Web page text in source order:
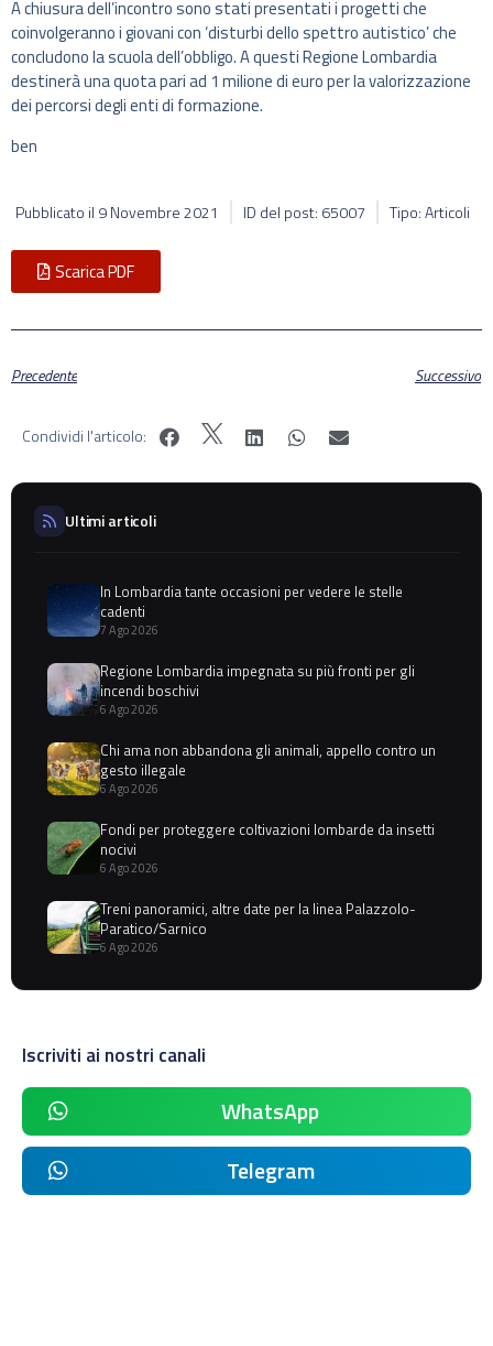
A chiusura dell’incontro sono stati presentati i progetti che
coinvolgeranno i giovani con ‘disturbi dello spettro autistico’ che
concludono la scuola dell’obbligo. A questi Regione Lombardia
destinerà una quota pari ad 1 milione di euro per la valorizzazione
dei percorsi degli enti di formazione.
ben
Pubblicato il 9 Novembre 2021 ID del post: 65007 Tipo: Articoli
Scarica PDF
Precedente Successivo
Condividi l'articolo:
Ultimi articoli
In Lombardia tante occasioni per vedere le stelle
cadenti
7 Ago 2026
Regione Lombardia impegnata su più fronti per gli
incendi boschivi
6 Ago 2026
Chi ama non abbandona gli animali, appello contro un
gesto illegale
6 Ago 2026
Fondi per proteggere coltivazioni lombarde da insetti
nocivi
6 Ago 2026
Treni panoramici, altre date per la linea Palazzolo-
Paratico/Sarnico
6 Ago 2026
Iscriviti ai nostri canali
WhatsApp
Telegram